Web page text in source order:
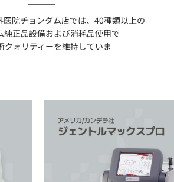
医院チョンダム店では、40種類以上の
純正品設備および消耗品使用で
クォリティーを維持していま